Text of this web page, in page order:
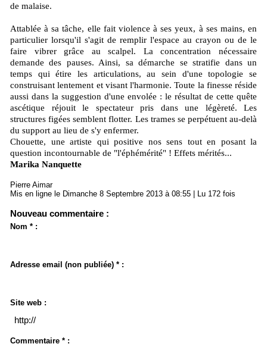
de malaise.
Attablée à sa tâche, elle fait violence à ses yeux, à ses mains, en
particulier lorsqu'il s'agit de remplir l'espace au crayon ou de le
faire vibrer grâce au scalpel. La concentration nécessaire
demande des pauses. Ainsi, sa démarche se stratifie dans un
temps qui étire les articulations, au sein d'une topologie se
construisant lentement et visant l'harmonie. Toute la finesse réside
aussi dans la suggestion d'une envolée : le résultat de cette quête
ascétique réjouit le spectateur pris dans une légèreté. Les
structures figées semblent flotter. Les trames se perpétuent au-delà
du support au lieu de s'y enfermer.
Chouette, une artiste qui positive nos sens tout en posant la
question incontournable de "l'éphémérité" ! Effets mérités...
Marika Nanquette
Pierre Aimar
Mis en ligne le Dimanche 8 Septembre 2013 à 08:55 | Lu 172 fois
Nouveau commentaire :
Nom * :
Adresse email (non publiée) * :
Site web :
Commentaire * :